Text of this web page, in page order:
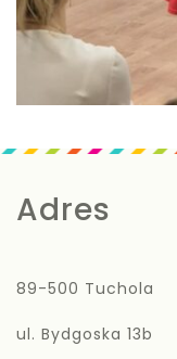
Adres
89-500 Tuchola
ul. Bydgoska 13b